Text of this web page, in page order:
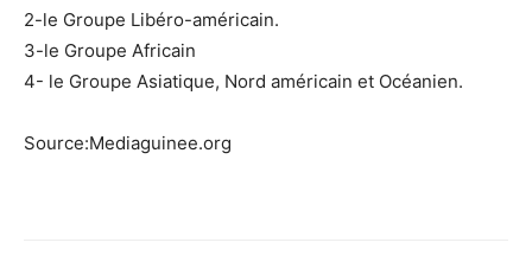
2-le Groupe Libéro-américain.
3-le Groupe Africain
4- le Groupe Asiatique, Nord américain et Océanien.
Source:Mediaguinee.org